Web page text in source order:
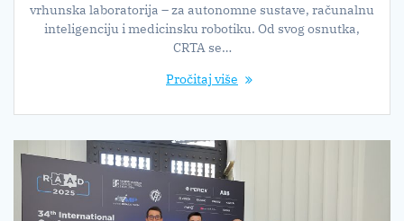
vrhunska laboratorija – za autonomne sustave, računalnu
inteligenciju i medicinsku robotiku. Od svog osnutka,
CRTA se…
Pročitaj više